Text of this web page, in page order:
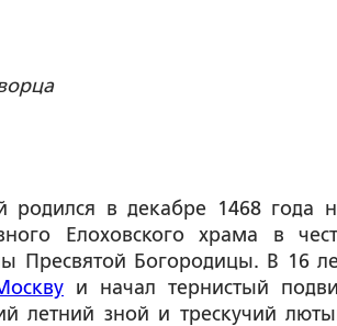
родился в декабре 1468 года
Елоховского храма в
Пресвятой Богородицы. В 16
и начал тернистый
летний зной и трескучий